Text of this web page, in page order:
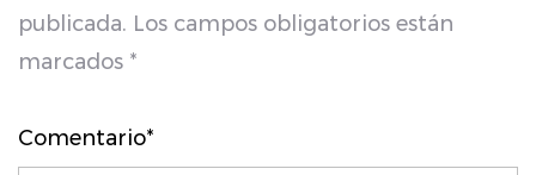
publicada. Los campos obligatorios están
marcados *
Comentario*